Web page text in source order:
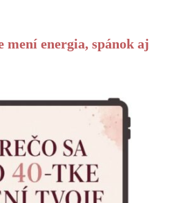
mení energia, spánok aj